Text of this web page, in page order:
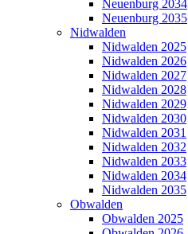
Neuenburg 2034
Neuenburg 2035
Nidwalden
Nidwalden 2025
Nidwalden 2026
Nidwalden 2027
Nidwalden 2028
Nidwalden 2029
Nidwalden 2030
Nidwalden 2031
Nidwalden 2032
Nidwalden 2033
Nidwalden 2034
Nidwalden 2035
Obwalden
Obwalden 2025